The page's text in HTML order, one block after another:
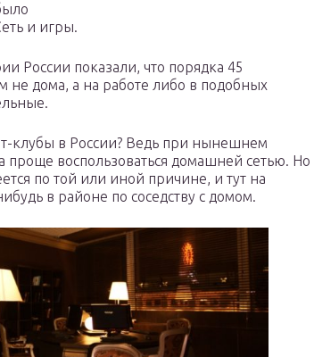
и игры.
России показали, что порядка 45
не дома, а на работе либо в подобных
клубы в России? Ведь при нынешнем
воспользоваться домашней сетью. Но
по той или иной причине, и тут на
в районе по соседству с домом.